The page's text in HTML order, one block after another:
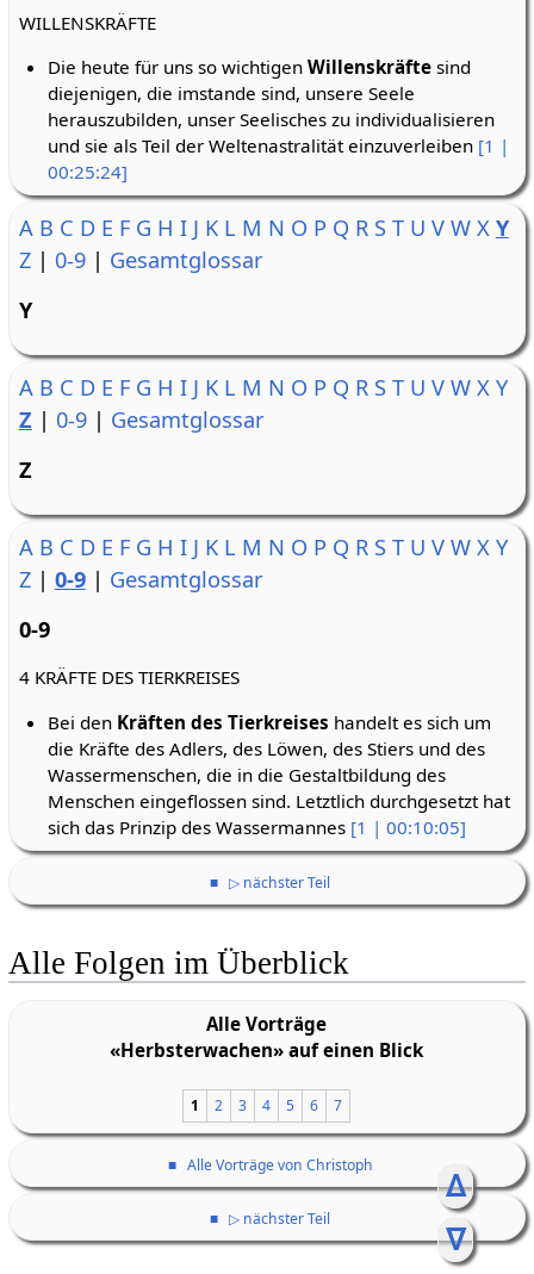
ᐃ
ᐁ
WILLENSKRÄFTE
Die heute für uns so wichtigenWillenskräfte sind
diejenigen, die imstande sind, unsere Seele
herauszubilden, unser Seelisches zu individualisieren
und sie als Teil der Weltenastralität einzuverleiben [1 |
00:25:24]
A B C D E F G H I J K L M N O P Q R S T U V W X Y
Z| 0-9| Gesamtglossar
Y
A B C D E F G H I J K L M N O P Q R S T U V W X Y
Z| 0-9| Gesamtglossar
Z
A B C D E F G H I J K L M N O P Q R S T U V W X Y
Z| 0-9| Gesamtglossar
0-9
4 KRÄFTE DES TIERKREISES
Bei den Kräften des Tierkreises handelt es sich um
die Kräfte des Adlers, des Löwen, des Stiers und des
Wassermenschen, die in die Gestaltbildung des
Menschen eingeflossen sind. Letztlich durchgesetzt hat
sich das Prinzip des Wassermannes [1 | 00:10:05]
■ ▷ nächster Teil
Alle Folgen im Überblick
Alle Vorträge
«Herbsterwachen» auf einen Blick
1 2 3 4 5 6 7
■ Alle Vorträge von Christoph
■ ▷ nächster Teil